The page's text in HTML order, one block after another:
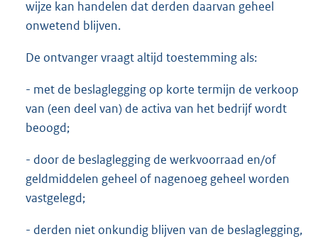
wijze kan handelen dat derden daarvan geheel
onwetend blijven.
De ontvanger vraagt altijd toestemming als:
- met de beslaglegging op korte termijn de verkoop
van (een deel van) de activa van het bedrijf wordt
beoogd;
- door de beslaglegging de werkvoorraad en/of
geldmiddelen geheel of nagenoeg geheel worden
vastgelegd;
- derden niet onkundig blijven van de beslaglegging,